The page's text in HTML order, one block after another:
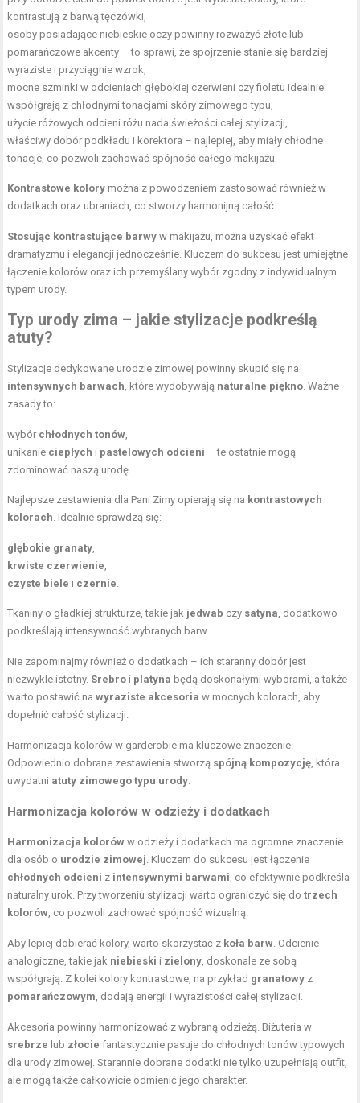
kontrastują z barwą tęczówki,
osoby posiadające niebieskie oczy powinny rozważyć złote lub
pomarańczowe akcenty – to sprawi, że spojrzenie stanie się bardziej
wyraziste i przyciągnie wzrok,
mocne szminki w odcieniach głębokiej czerwieni czy fioletu idealnie
współgrają z chłodnymi tonacjami skóry zimowego typu,
użycie różowych odcieni różu nada świeżości całej stylizacji,
właściwy dobór podkładu i korektora – najlepiej, aby miały chłodne
tonacje, co pozwoli zachować spójność całego makijażu.
Kontrastowe kolory można z powodzeniem zastosować również w
dodatkach oraz ubraniach, co stworzy harmonijną całość.
Stosując kontrastujące barwy w makijażu, można uzyskać efekt
dramatyzmu i elegancji jednocześnie. Kluczem do sukcesu jest umiejętne
łączenie kolorów oraz ich przemyślany wybór zgodny z indywidualnym
typem urody.
Typ urody zima – jakie stylizacje podkreślą
atuty?
Stylizacje dedykowane urodzie zimowej powinny skupić się na
intensywnych barwach , które wydobywają naturalne piękno . Ważne
zasady to:
wybór chłodnych tonów
unikanie ciepłych i pastelowych odcieni – te ostatnie mogą
zdominować naszą urodę.
Najlepsze zestawienia dla Pani Zimy opierają się na kontrastowych
kolorach . Idealnie sprawdzą się:
głębokie granaty
krwiste czerwienie
czyste biele i czernie
Tkaniny o gładkiej strukturze, takie jak jedwab czy satyna , dodatkowo
podkreślają intensywność wybranych barw.
Nie zapominajmy również o dodatkach – ich staranny dobór jest
niezwykle istotny. Srebro i platyna będą doskonałymi wyborami, a także
warto postawić nawyraziste akcesoria w mocnych kolorach, aby
dopełnić całość stylizacji.
Harmonizacja kolorów w garderobie ma kluczowe znaczenie.
Odpowiednio dobrane zestawienia stworzą spójną kompozycję , która
uwydatni atuty zimowego typu urody
Harmonizacja kolorów w odzieży i dodatkach
Harmonizacja kolorów w odzieży i dodatkach ma ogromne znaczenie
dla osób o urodzie zimowej . Kluczem do sukcesu jest łączenie
chłodnych odcieni z intensywnymi barwami , co efektywnie podkreśla
naturalny urok. Przy tworzeniu stylizacji warto ograniczyć się dotrzech
kolorów , co pozwoli zachować spójność wizualną.
Aby lepiej dobierać kolory, warto skorzystać z koła barw . Odcienie
analogiczne, takie jak niebieski i zielony , doskonale ze sobą
współgrają. Z kolei kolory kontrastowe, na przykład granatowy z
pomarańczowym , dodają energii i wyrazistości całej stylizacji.
Akcesoria powinny harmonizować z wybraną odzieżą. Biżuteria w
srebrze lub złocie fantastycznie pasuje do chłodnych tonów typowych
dla urody zimowej. Starannie dobrane dodatki nie tylko uzupełniają outfit,
ale mogą także całkowicie odmienić jego charakter.